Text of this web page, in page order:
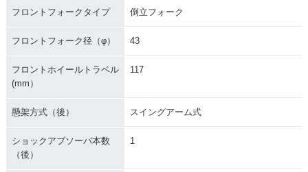
フロントフォークタイプ 倒立フォーク
フロントフォーク径（φ） 43
フロントホイールトラベル
(mm）
117
懸架方式（後） スイングアーム式
ショックアブソーバ本数
（後）
1